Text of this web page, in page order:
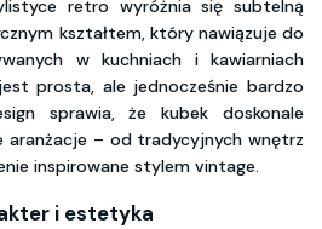
retro wyróżnia się subtelną
kształtem, który nawiązuje do
w kuchniach i kawiarniach
prosta, ale jednocześnie bardzo
sprawia, że kubek doskonale
aranżacje – od tradycyjnych wnętrz
inspirowane stylem vintage.
i estetyka